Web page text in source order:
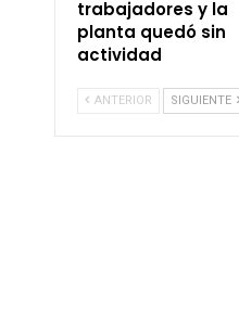
trabajadores y la
planta quedó sin
actividad
ANTERIOR SIGUIENTE